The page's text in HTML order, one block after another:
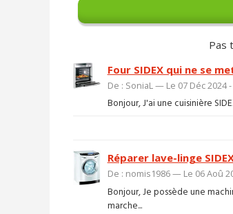
Pas
Four SIDEX qui ne se
De : SoniaL — Le 07 Déc 2024
Bonjour, J'ai une cuisinière
Réparer lave-linge
De : nomis1986 — Le 06 Aoû
Bonjour, Je possède une
marche...